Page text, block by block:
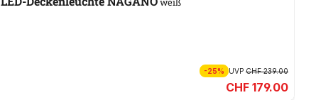
weiß
-25% UVP CHF 239.00
CHF 179.00